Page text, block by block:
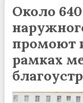
Около
промоют
рамках